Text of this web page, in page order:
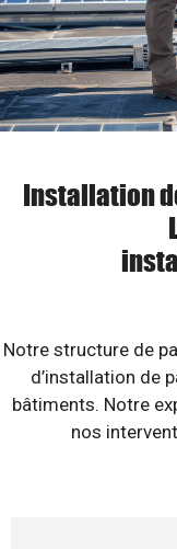
Installation
Notre structure de
d’installation de
bâtiments. Notre
nos